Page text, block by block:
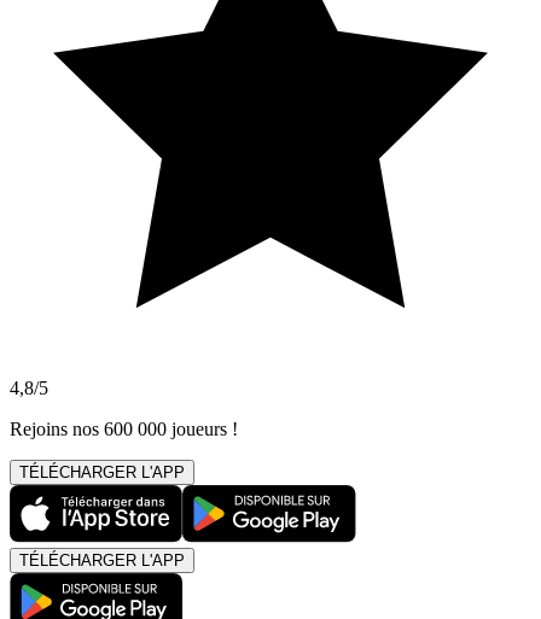
4,8/5
Rejoins nos 600 000 joueurs !
TÉLÉCHARGER L'APP
TÉLÉCHARGER L'APP